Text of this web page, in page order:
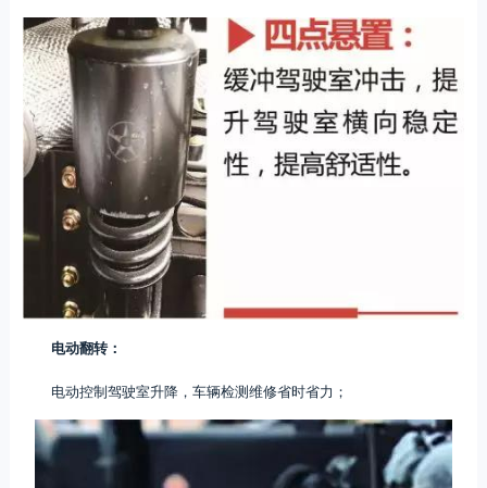
电动翻转：
电动控制驾驶室升降，车辆检测维修省时省力；